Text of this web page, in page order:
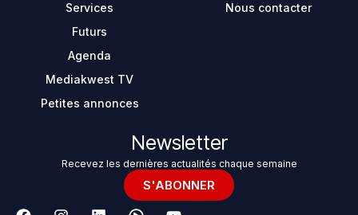
Services
Futurs
Agenda
Mediakwest TV
Petites annonces
Nous contacter
Newsletter
Recevez les dernières actualités chaque semaine
S'ABONNER